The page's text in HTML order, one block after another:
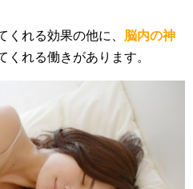
くれる効果の他に、 脳内の神
くれる働きがあります。